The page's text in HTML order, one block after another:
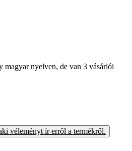
magyar nyelven, de van 3 vásárlói
véleményt ír erről a termékről.